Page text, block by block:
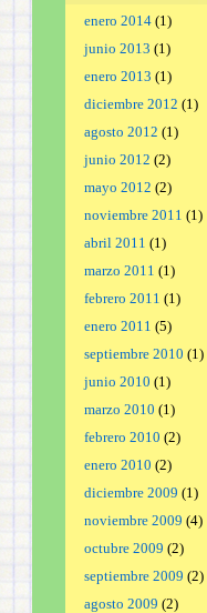
enero 2014(1)
junio 2013 (1)
enero 2013 (1)
diciembre 2012 (1)
agosto 2012 (1)
junio 2012 (2)
mayo 2012 (2)
noviembre 2011 (1)
abril 2011 (1)
marzo 2011 (1)
febrero 2011 (1)
enero 2011 (5)
septiembre 2010 (1)
junio 2010 (1)
marzo 2010 (1)
febrero 2010 (2)
enero 2010 (2)
diciembre 2009 (1)
noviembre 2009 (4)
octubre 2009 (2)
septiembre 2009 (2)
agosto 2009 (2)